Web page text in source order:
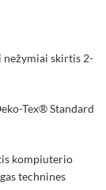
nežymiai skirtis 2-
Tex® Standard
kompiuterio
technines